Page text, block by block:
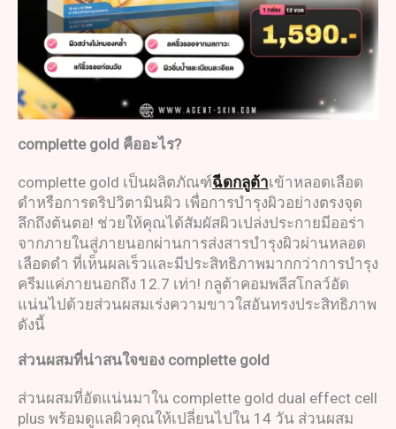
complette gold คืออะไร?
complette gold เป็นผลิตภัณฑ์ฉีดกลูต้าเข้าหลอดเลือด
ดำหรือการดริปวิตามินผิว เพื่อการบำรุงผิวอย่างตรงจุด
ลึกถึงต้นตอ! ช่วยให้คุณได้สัมผัสผิวเปล่งประกายมีออร่า
จากภายในสู่ภายนอกผ่านการส่งสารบำรุงผิวผ่านหลอด
เลือดดำ ที่เห็นผลเร็วและมีประสิทธิภาพมากกว่าการบำรุง
ครีมแค่ภายนอกถึง 12.7 เท่า! กลูต้าคอมพลีสโกลว์อัด
แน่นไปด้วยส่วนผสมเร่งความขาวใสอันทรงประสิทธิภาพ
ดังนี้
ส่วนผสมที่น่าสนใจของ complette gold
ส่วนผสมที่อัดแน่นมาใน complette gold dual effect cell
plus พร้อมดูแลผิวคุณให้เปลี่ยนไปใน 14 วัน ส่วนผสม